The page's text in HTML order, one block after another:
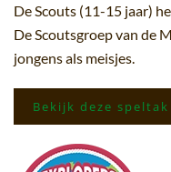
De Scouts (11-15 jaar)
De Scoutsgroep van de
jongens als meisjes.
Bekijk deze speltak